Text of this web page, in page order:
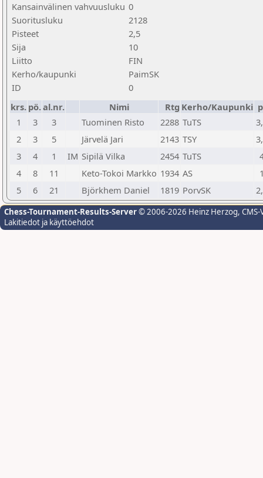
Kansainvälinen vahvuusluku 0
Suoritusluku
2128
Pisteet
2,5
Sija
10
Liitto
FIN
Kerho/kaupunki
PaimSK
ID
0
krs. pö.al.nr. Nimi Rtg Kerho/Kaupunki
1
3 3 Tuominen Risto 2288 TuTS
2
3 5 Järvelä Jari 2143 TSY
3
4 1 IM Sipilä Vilka 2454 TuTS
4
8 11 Keto-Tokoi Markko 1934 AS
5
6 21 Björkhem Daniel 1819 PorvSK
Chess-Tournament-Results-Server© 2006-2026 Heinz Herzog,
Lakitiedot ja käyttöehdot